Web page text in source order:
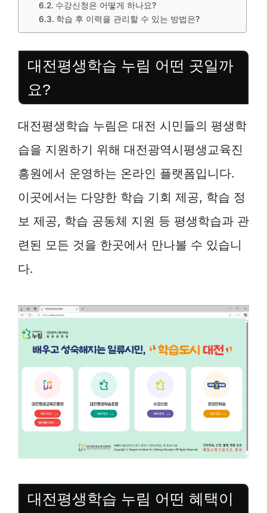
수강신청은 어떻게 하나요?
학습 후 이력을 관리할 수 있는 방법은?
대전평생학습 누림 어떤 곳일까
요?
대전평생학습 누림은 대전 시민들의 평생학
습을 지원하기 위해 대전광역시평생교육진
흥원에서 운영하는 온라인 플랫폼입니다.
이곳에서는 다양한 학습 기회 제공, 학습 정
보 제공, 학습 공동체 지원 등 평생학습과 관
련된 모든 것을 한곳에서 만나볼 수 있습니
다.
대전평생학습 누림 어떤 혜택이